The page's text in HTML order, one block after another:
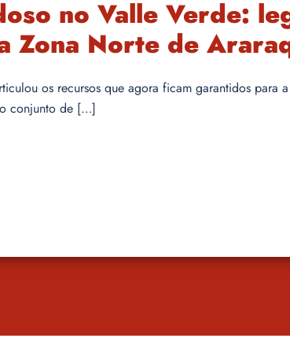
no Valle Verde:
Zona Norte de
os recursos que agora ficam garantidos para
conjunto de […]